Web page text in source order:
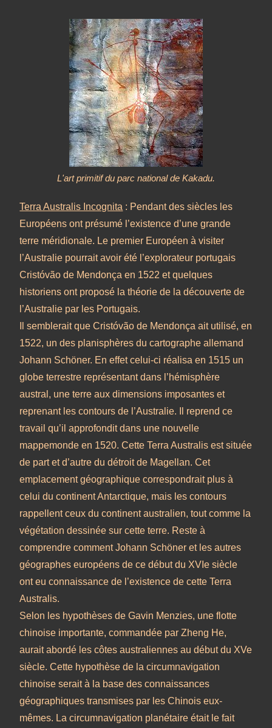
L'art primitif du parc national de Kakadu.
Terra Australis Incognita : Pendant des siècles les
Européens ont présumé l’existence d’une grande
terre méridionale. Le premier Européen à visiter
l’Australie pourrait avoir été l’explorateur portugais
Cristóvão de Mendonça en 1522 et quelques
historiens ont proposé la théorie de la découverte de
l’Australie par les Portugais.
Il semblerait que Cristóvão de Mendonça ait utilisé, en
1522, un des planisphères du cartographe allemand
Johann Schöner. En effet celui-ci réalisa en 1515 un
globe terrestre représentant dans l’hémisphère
austral, une terre aux dimensions imposantes et
reprenant les contours de l’Australie. Il reprend ce
travail qu’il approfondit dans une nouvelle
mappemonde en 1520. Cette Terra Australis est située
de part et d’autre du détroit de Magellan. Cet
emplacement géographique correspondrait plus à
celui du continent Antarctique, mais les contours
rappellent ceux du continent australien, tout comme la
végétation dessinée sur cette terre. Reste à
comprendre comment Johann Schöner et les autres
géographes européens de ce début du XVIe siècle
ont eu connaissance de l’existence de cette Terra
Australis.
Selon les hypothèses de Gavin Menzies, une flotte
chinoise importante, commandée par Zheng He,
aurait abordé les côtes australiennes au début du XVe
siècle. Cette hypothèse de la circumnavigation
chinoise serait à la base des connaissances
géographiques transmises par les Chinois eux-
mêmes. La circumnavigation planétaire était le fait